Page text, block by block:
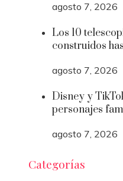
agosto 7, 2026
Los 10
construidos
agosto 7, 2026
Disney y
personajes
agosto 7, 2026
Categorías